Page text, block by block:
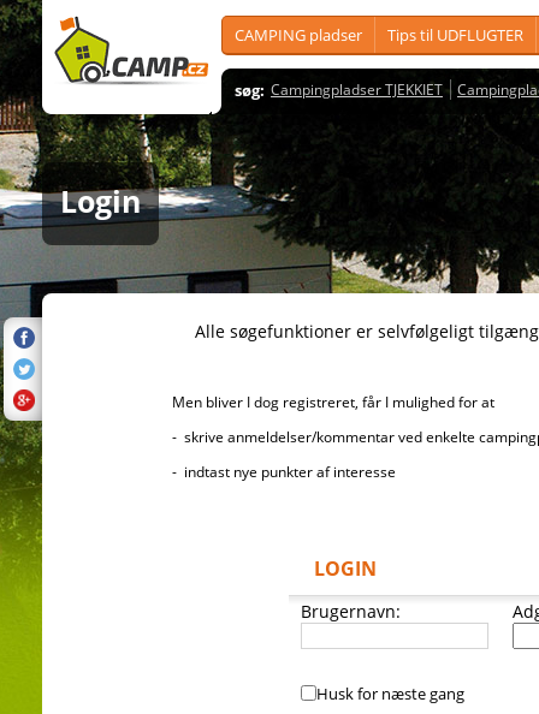
CAMPING pladser Tips til UDFLUGTER
søg: Campingpladser TJEKKIET
Login
Alle søgefunktioner er selvfølgeligt
Men bliver I dog registreret, får I mulighed for at
- skrive anmeldelser/kommentar ved enkelte
- indtast nye punkter af interesse
LOGIN
Brugernavn:
Husk for næste gang